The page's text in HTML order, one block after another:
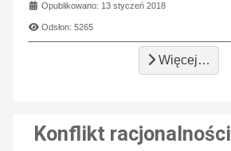
Opublikowano: 13 styczeń 2018
Odsłon: 5265
Więcej…
Konflikt racjonalności